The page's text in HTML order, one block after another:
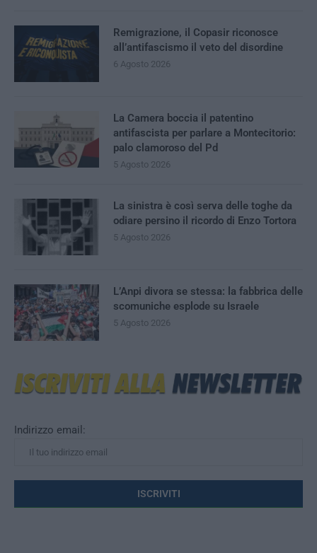
Indirizzo email:
Remigrazione, il Copasir riconosce
all’antifascismo il veto del disordine
6 Agosto 2026
La Camera boccia il patentino
antifascista per parlare a Montecitorio:
palo clamoroso del Pd
5 Agosto 2026
La sinistra è così serva delle toghe da
odiare persino il ricordo di Enzo Tortora
5 Agosto 2026
L’Anpi divora se stessa: la fabbrica delle
scomuniche esplode su Israele
5 Agosto 2026